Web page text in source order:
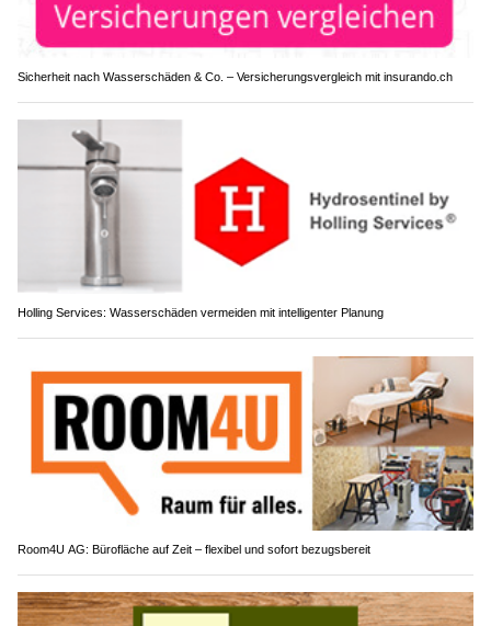
Sicherheit nach Wasserschäden & Co. – Versicherungsvergleich mit insurando.ch
Holling Services: Wasserschäden vermeiden mit intelligenter Planung
Room4U AG: Bürofläche auf Zeit – flexibel und sofort bezugsbereit